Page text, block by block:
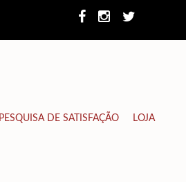
PESQUISA DE SATISFAÇÃO LOJA